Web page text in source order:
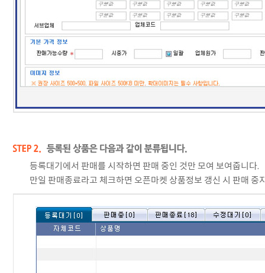
등록대기에서 판매를 시작하면 판매 중인 것만 모여 보여줍니다.
만일 판매종료라고 체크하면 오픈마켓 상품정보 갱신 시 판매 중